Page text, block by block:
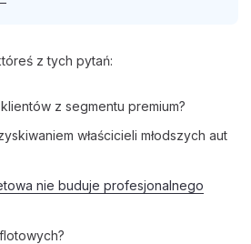
z tych pytań:
z segmentu premium?
właścicieli młodszych aut
nie buduje profesjonalnego